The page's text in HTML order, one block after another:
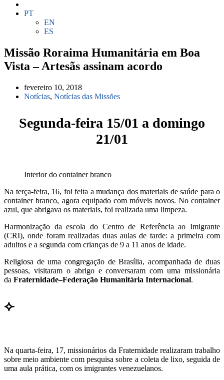
PT
EN
ES
Missão Roraima Humanitária em Boa
Vista – Artesãs assinam acordo
fevereiro 10, 2018
Notícias, Notícias das Missões
Segunda-feira 15/01 a domingo
21/01
Interior do container branco
Na terça-feira, 16, foi feita a mudança dos materiais de saúde para o
container branco, agora equipado com móveis novos. No container
azul, que abrigava os materiais, foi realizada uma limpeza.
Harmonização da escola do Centro de Referência ao Imigrante
(CRI), onde foram realizadas duas aulas de tarde: a primeira com
adultos e a segunda com crianças de 9 a 11 anos de idade.
Religiosa de uma congregação de Brasília, acompanhada de duas
pessoas, visitaram o abrigo e conversaram com uma missionária
da Fraternidade–Federação Humanitária Internacional.
⟣
Na quarta-feira, 17, missionários da Fraternidade realizaram trabalho
sobre meio ambiente com pesquisa sobre a coleta de lixo, seguida de
uma aula prática, com os imigrantes venezuelanos.